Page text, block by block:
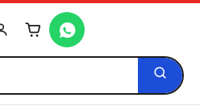
Tu carrito está vacío